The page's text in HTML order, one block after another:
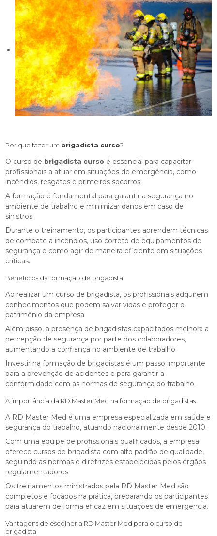
Por que fazer um brigadista curso?
O curso de brigadista curso é essencial para capacitar
profissionais a atuar em situações de emergência, como
incêndios, resgates e primeiros socorros.
A formação é fundamental para garantir a segurança no
ambiente de trabalho e minimizar danos em caso de
sinistros.
Durante o treinamento, os participantes aprendem técnicas
de combate a incêndios, uso correto de equipamentos de
segurança e como agir de maneira eficiente em situações
críticas.
Benefícios da formação de brigadista
Ao realizar um curso de brigadista, os profissionais adquirem
conhecimentos que podem salvar vidas e proteger o
patrimônio da empresa.
Além disso, a presença de brigadistas capacitados melhora a
percepção de segurança por parte dos colaboradores,
aumentando a confiança no ambiente de trabalho.
Investir na formação de brigadistas é um passo importante
para a prevenção de acidentes e para garantir a
conformidade com as normas de segurança do trabalho.
A importância da RD Master Med na formação de brigadistas
A RD Master Med é uma empresa especializada em saúde e
segurança do trabalho, atuando nacionalmente desde 2010.
Com uma equipe de profissionais qualificados, a empresa
oferece cursos de brigadista com alto padrão de qualidade,
seguindo as normas e diretrizes estabelecidas pelos órgãos
regulamentadores.
Os treinamentos ministrados pela RD Master Med são
completos e focados na prática, preparando os participantes
para atuarem de forma eficaz em situações de emergência.
Vantagens de escolher a RD Master Med para o curso de
brigadista